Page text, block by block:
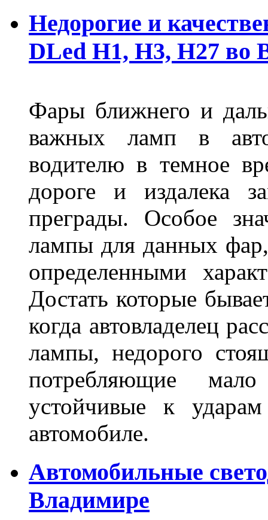
Недорогие и
DLed Н1, Н3, Н27 во
Фары ближнего и
важных ламп в
водителю в темное
дороге и издалека
преграды. Особое
лампы для данных
определенными
Достать которые
когда автовладелец
лампы, недорого
потребляющие
устойчивые к
автомобиле.
Автомобильные
Владимире